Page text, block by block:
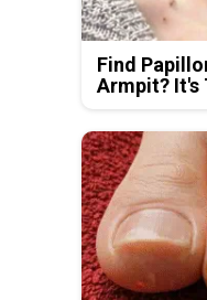
Find
Armpit? It's